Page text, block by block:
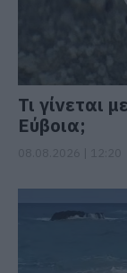
Τι γίνεται
Εύβοια;